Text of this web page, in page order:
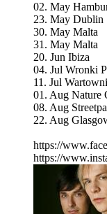
02. May
23. May Dublin
30. May Malta
31. May Malta
20. Jun Ibiza
04. Jul Wronki
11. Jul
01. Aug Nature
08. Aug
22. Aug
https://
https://